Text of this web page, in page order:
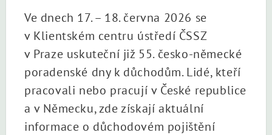
Ve dnech 17. – 18. června 2026 se
v Klientském centru ústředí ČSSZ
v Praze uskuteční již 55. česko-německé
poradenské dny k důchodům. Lidé, kteří
pracovali nebo pracují v České republice
a v Německu, zde získají aktuální
informace o důchodovém pojištění